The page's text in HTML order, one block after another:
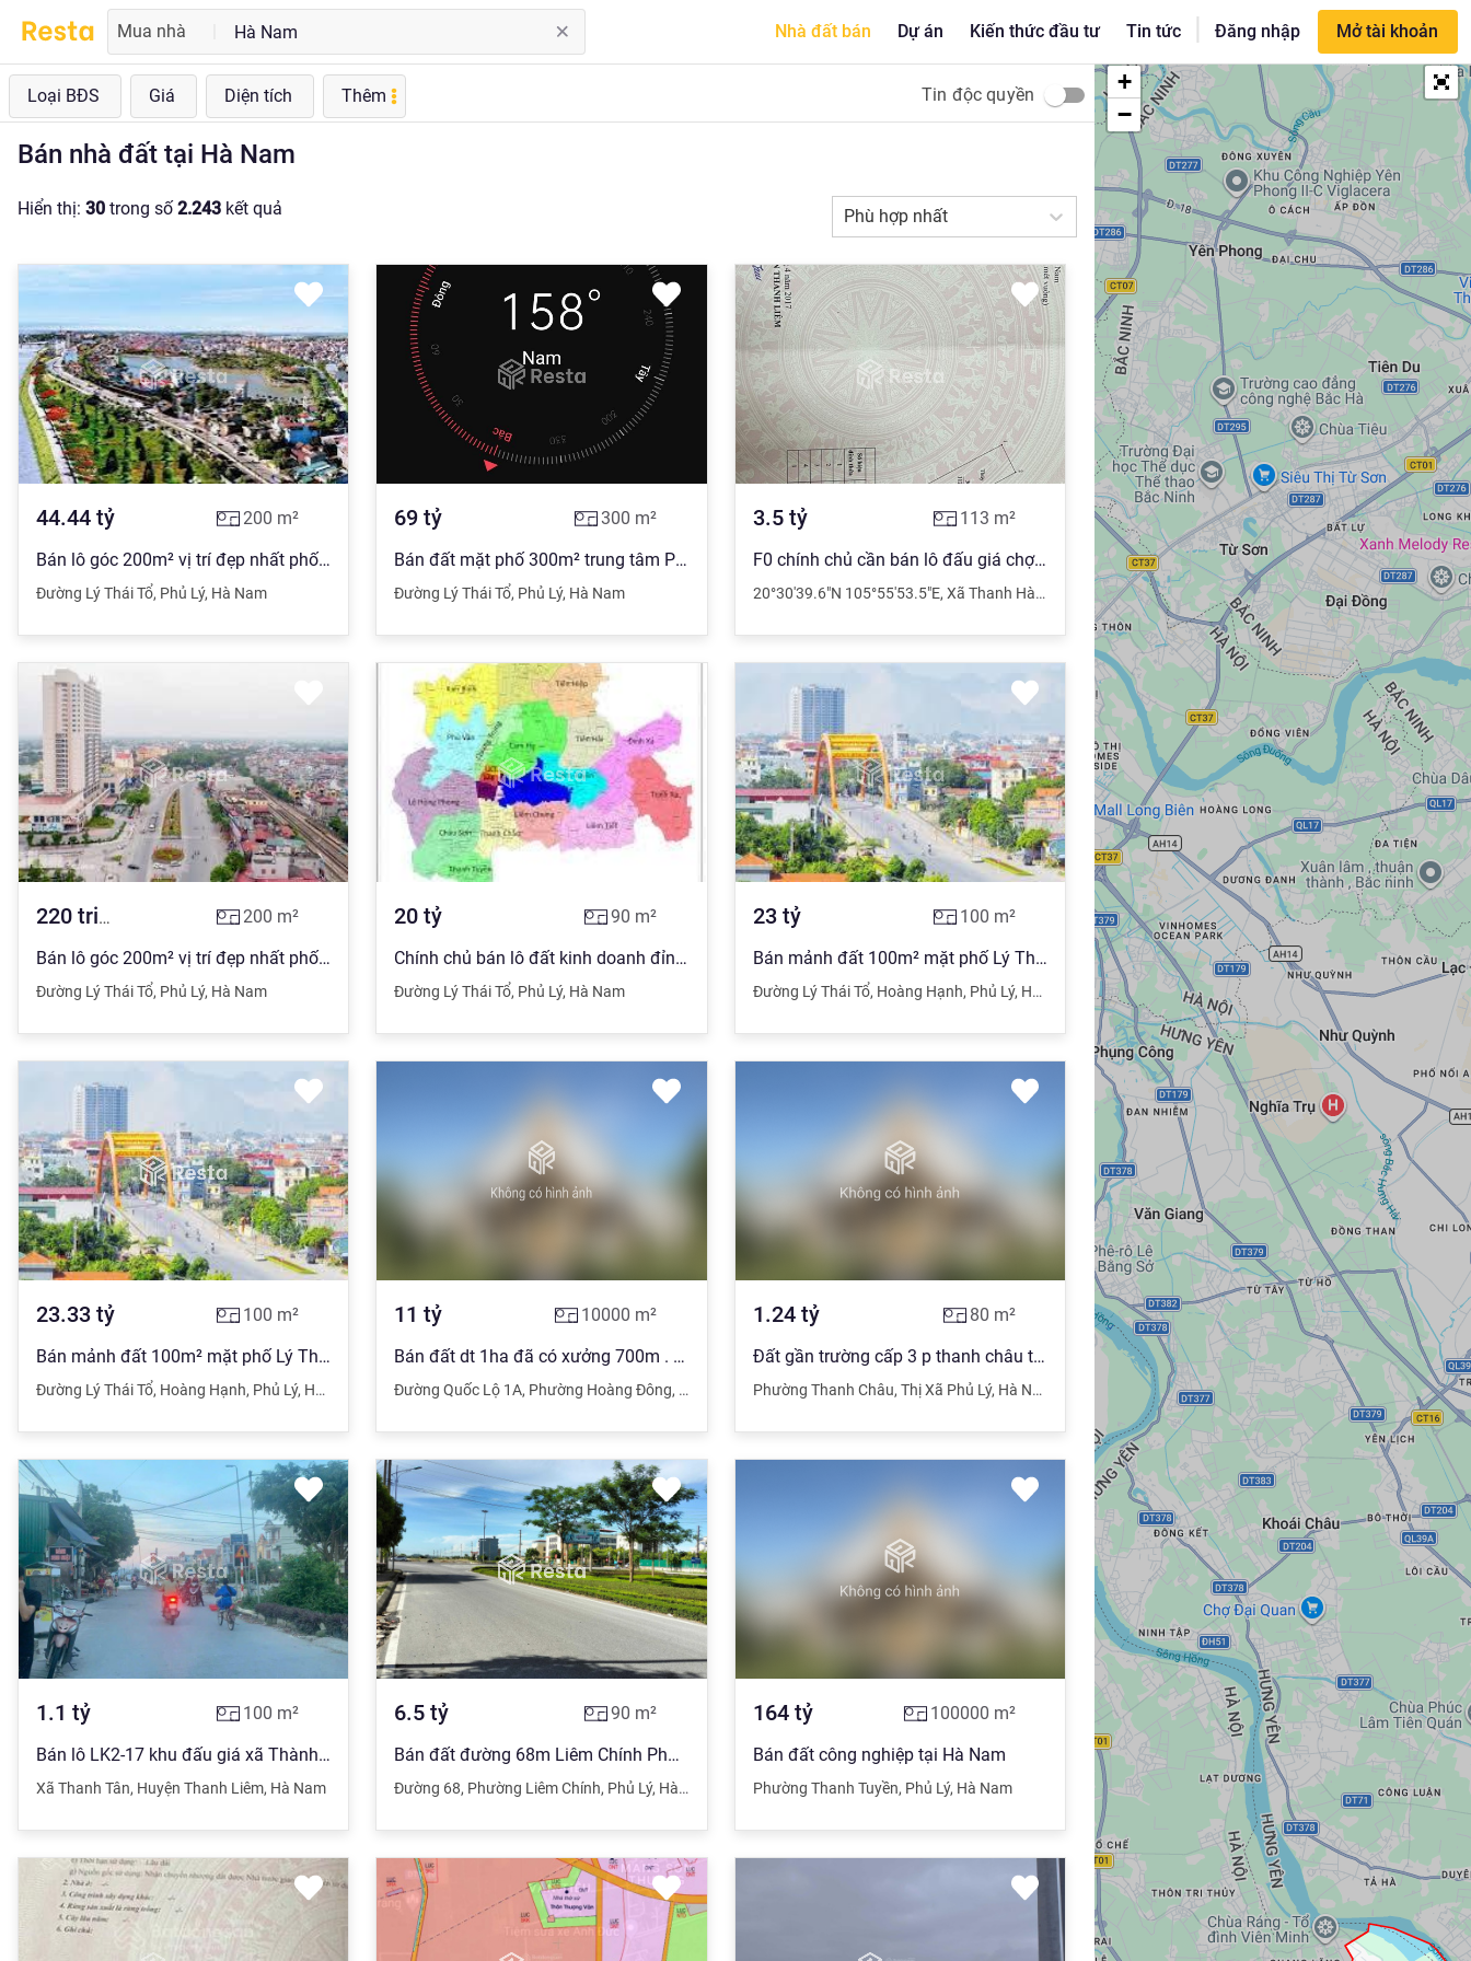
Mua nhà Nhà đất bán Dự án Kiến thức đầu tư Tin tức | Đăng nhập Mở tài khoản
Loại BĐS Giá Diện tích Thêm Tin độc quyền
Bán nhà đất tại Hà Nam
Hiển thị: 30 trong số2.243 kết quả Phù hợp nhất
44.44 tỷ 200 m²
Bán lô góc 200m² vị trí đẹp nhất phố Lý Thái Tổ. Khu vực trung tâm Phủ Lý, dân cư đông đúc, kinh doanh siêu lợi nhuận. Diện tích: 200m², hai mặt tiền, cực đẹp để mở nhà hàng, showroom, văn phòng. Pháp lý: Sổ đỏ chính chủ, sang tên nhanh. Giá: Thoả thuận (tham khảo 220 triệu/m²).
Đường Lý Thái Tổ, Phủ Lý, Hà Nam
69 tỷ 300 m²
Bán đất mặt phố 300m² trung tâm Phủ Lý, hiếm có.
Đường Lý Thái Tổ, Phủ Lý, Hà Nam
3.5tỷ 113 m²
F0 chính chủ cần bán lô đấu giá chợ thạch tổ lô góc mặt hơn 6m
20°30'39.6"N 105°55'53.5"E, Xã Thanh Hà,Huyện Thanh Liêm, Hà Nam
220 triệu 200 m²
Bán lô góc 200m² vị trí đẹp nhất phố lÝ Thái Tổ.
Đường Lý Thái Tổ, Phủ Lý, Hà Nam
20 tỷ 90 m²
Chính chủ bán lô đất kinh doanh đỉnh phố Lý Thái Tổ, Phủ Lý.
Đường Lý Thái Tổ, Phủ Lý, Hà Nam
23tỷ 100 m²
Bán mảnh đất 100m² mặt phố Lý Thái Tổ, đang cho thuê tầng 1 giá 10 triệu/tháng, mặt tiền trên 5m, giá 230 triệu/m². Xung quanh tiện ích đầy đủ cầu đường trường trạm
Đường Lý Thái Tổ, Hoàng Hạnh, Phủ Lý, Hà Nam
23.33 tỷ 100 m²
Bán mảnh đất 100m² mặt phố Lý Thái Tổ, đang cho thuê tầng 1 giá 10 triệu/tháng, mặt tiền trên 5m, giá 230 triệu/m². Xung quanh tiện ích đầy đủ cầu đường trường trạm
Đường Lý Thái Tổ, Hoàng Hạnh, Phủ Lý, Hà Nam
11 tỷ 10000 m²
Bán đất dt 1ha đã có xưởng 700m . giáp kcn3 đồng văn
Đường Quốc Lộ 1A, Phường Hoàng Đông, ,Hà Nam
1.24tỷ 80 m²
Đất gần trường cấp 3 p thanh châu tp phủ lý
Phường Thanh Châu, Thị Xã Phủ Lý, Hà Nam
1.1 tỷ 100 m²
Bán lô LK2-17 khu đấu giá xã Thành Tân Thành Liêm Hà Nam
Xã Thanh Tân, Huyện Thanh Liêm, Hà Nam
6.5 tỷ 90 m²
Bán đất đường 68m Liêm Chính Phủ Lý Hà Nam
Đường 68, Phường Liêm Chính, Phủ Lý, Hà Nam
164tỷ 100000 m²
Bán đất công nghiệp tại Hà Nam
Phường Thanh Tuyền, Phủ Lý, Hà Nam
5.6T
+
−